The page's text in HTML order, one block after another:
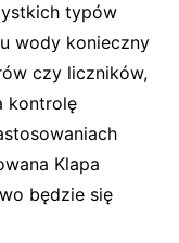
typów
wody konieczny
czy liczników,
kontrolę
Klapa
będzie się